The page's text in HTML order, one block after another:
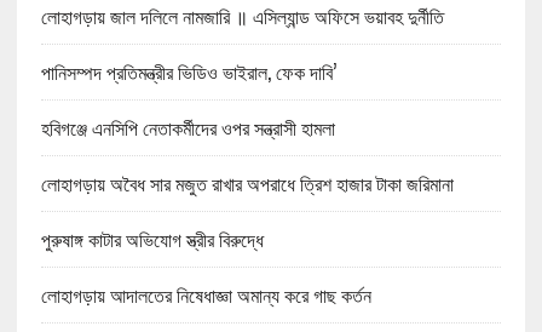
লোহাগড়ায় জাল দলিলে নামজারি ॥ এসিল্যান্ড অফিসে ভয়াবহ দুর্নীতি
পানিসম্পদ প্রতিমন্ত্রীর ভিডিও ভাইরাল, ফেক দাবি’
হবিগঞ্জে এনসিপি নেতাকর্মীদের ওপর সন্ত্রাসী হামলা
লোহাগড়ায় অবৈধ সার মজুত রাখার অপরাধে ত্রিশ হাজার টাকা জরিমানা
পুরুষাঙ্গ কাটার অভিযোগ স্ত্রীর বিরুদ্ধে
লোহাগড়ায় আদালতের নিষেধাজ্ঞা অমান্য করে গাছ কর্তন